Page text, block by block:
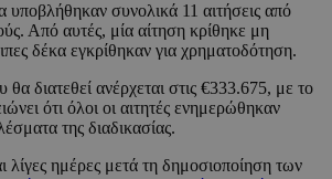
υποβλήθηκαν συνολικά 11 αιτήσεις από
Από αυτές, μία αίτηση κρίθηκε μη
δέκα εγκρίθηκαν για χρηματοδότηση.
διατεθεί ανέρχεται στις €333.675, με το
ότι όλοι οι αιτητές ενημερώθηκαν
της διαδικασίας.
λίγες ημέρες μετά τη δημοσιοποίηση των